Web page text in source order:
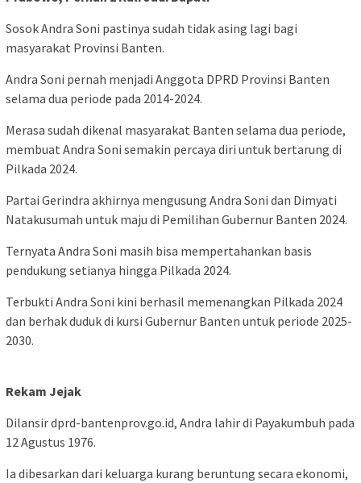
Sosok Andra Soni pastinya sudah tidak asing lagi bagi
masyarakat Provinsi Banten.
Andra Soni pernah menjadi Anggota DPRD Provinsi Banten
selama dua periode pada 2014-2024.
Merasa sudah dikenal masyarakat Banten selama dua periode,
membuat Andra Soni semakin percaya diri untuk bertarung di
Pilkada 2024.
Partai Gerindra akhirnya mengusung Andra Soni dan Dimyati
Natakusumah untuk maju di Pemilihan Gubernur Banten 2024.
Ternyata Andra Soni masih bisa mempertahankan basis
pendukung setianya hingga Pilkada 2024.
Terbukti Andra Soni kini berhasil memenangkan Pilkada 2024
dan berhak duduk di kursi Gubernur Banten untuk periode 2025-
2030.
Rekam Jejak
Dilansir dprd-bantenprov.go.id, Andra lahir di Payakumbuh pada
12 Agustus 1976.
Ia dibesarkan dari keluarga kurang beruntung secara ekonomi,